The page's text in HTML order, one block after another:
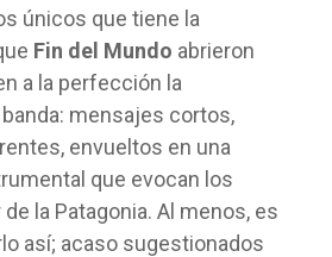
únicos que tiene la
Fin del Mundo abrieron
a la perfección la
mensajes cortos,
envueltos en una
que evocan los
la Patagonia. Al menos, es
así; acaso sugestionados